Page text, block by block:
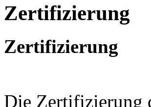
Zertifizierung
Zertifizierung
Die Zertifizierung